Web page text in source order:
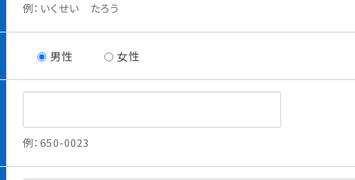
例：いくせい たろう
男性 女性
例：650-0023